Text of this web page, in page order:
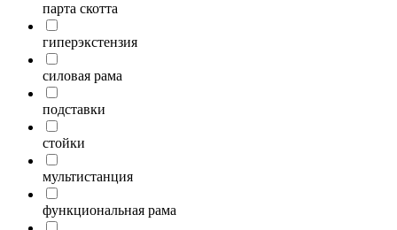
парта скотта
гиперэкстензия
силовая рама
подставки
стойки
мультистанция
функциональная рама